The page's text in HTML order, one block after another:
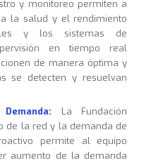
y monitoreo permiten a
la salud y el rendimiento
y los sistemas de
en tiempo real
de manera óptima y
se detecten y resuelvan
La Fundación
de la red y la demanda de
permite al equipo
aumento de la demanda